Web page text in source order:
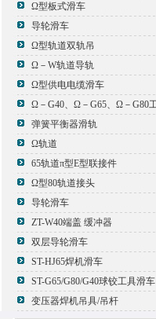
Ω型板式滑车
导轮滑车
Ω型轨道双轨吊
Ω－W轨道导轨
Ω型供电电缆滑车
弹簧平衡器滑轨
Ω轨道
65轨道π型E型联接件
Ω型80轨道接头
导轮滑车
ZT-W40端盖 缓冲器
双层导轮滑车
ST-HJ65焊机滑车
ST-G65/G80/G40球铰工具滑车
变压器焊机吊具/吊杆